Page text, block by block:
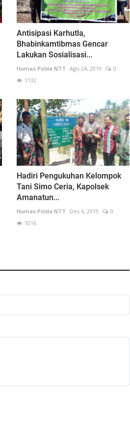
Antisipasi Karhutla,
Bhabinkamtibmas Gencar
Lakukan Sosialisasi...
Humas Polda NTT Agu 24, 2019
0
1132
Hadiri Pengukuhan Kelompok
Tani Simo Ceria, Kapolsek
Amanatun...
Humas Polda NTT Des 6, 2019
0
1016